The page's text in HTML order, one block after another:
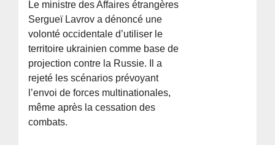
Le ministre des Affaires étrangères
Sergueï Lavrov a dénoncé une
volonté occidentale d’utiliser le
territoire ukrainien comme base de
projection contre la Russie. Il a
rejeté les scénarios prévoyant
l’envoi de forces multinationales,
même après la cessation des
combats.